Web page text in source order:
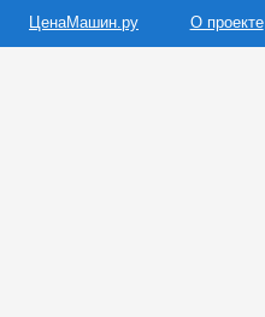
ЦенаМашин.ру
О проекте